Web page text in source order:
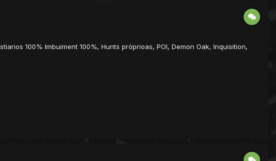
100% Imbuiment 100%, Hunts próprioas, POI, Demon Oak, Inquisition,